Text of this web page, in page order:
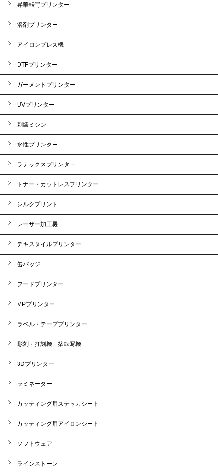
昇華転写プリンター
溶剤プリンター
アイロンプレス機
DTFプリンター
ガーメントプリンター
UVプリンター
刺繍ミシン
水性プリンター
ラテックスプリンター
トナー・カットレスプリンター
シルクプリント
レーザー加工機
テキスタイルプリンター
缶バッジ
フードプリンター
MPプリンター
ラベル・テーププリンター
彫刻・打刻機、箔転写機
3Dプリンター
ラミネーター
カッティング用ステッカシート
カッティング用アイロンシート
ソフトウェア
ラインストーン